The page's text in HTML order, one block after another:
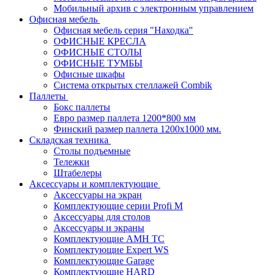
Мобильный архив с электронным управлением
Офисная мебель
Офисная мебель серия "Находка"
ОФИСНЫЕ КРЕСЛА
ОФИСНЫЕ СТОЛЫ
ОФИСНЫЕ ТУМБЫ
Офисные шкафы
Система открытых стеллажей Combik
Паллеты
Бокс паллеты
Евро размер паллета 1200*800 мм
Финский размер паллета 1200х1000 мм.
Складская техника
Столы подъемные
Тележки
Штабелеры
Аксессуары и комплектующие
Аксессуары на экран
Комплектующие серии Profi M
Аксессуары для столов
Аксессуары и экраны
Комплектующие AMH TC
Комплектующие Expert WS
Комплектующие Garage
Комплектующие HARD